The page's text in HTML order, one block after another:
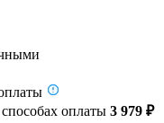
оплаты 3 979 ₽